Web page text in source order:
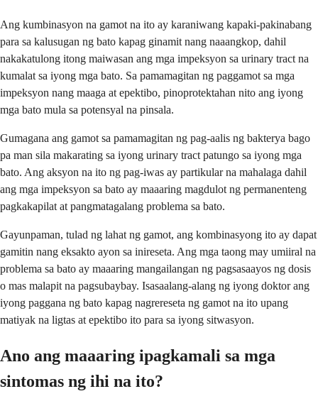
Ang kumbinasyon na gamot na ito ay karaniwang kapaki-pakinabang
para sa kalusugan ng bato kapag ginamit nang naaangkop, dahil
nakakatulong itong maiwasan ang mga impeksyon sa urinary tract na
kumalat sa iyong mga bato. Sa pamamagitan ng paggamot sa mga
impeksyon nang maaga at epektibo, pinoprotektahan nito ang iyong
mga bato mula sa potensyal na pinsala.
Gumagana ang gamot sa pamamagitan ng pag-aalis ng bakterya bago
pa man sila makarating sa iyong urinary tract patungo sa iyong mga
bato. Ang aksyon na ito ng pag-iwas ay partikular na mahalaga dahil
ang mga impeksyon sa bato ay maaaring magdulot ng permanenteng
pagkakapilat at pangmatagalang problema sa bato.
Gayunpaman, tulad ng lahat ng gamot, ang kombinasyong ito ay dapat
gamitin nang eksakto ayon sa inireseta. Ang mga taong may umiiral na
problema sa bato ay maaaring mangailangan ng pagsasaayos ng dosis
o mas malapit na pagsubaybay. Isasaalang-alang ng iyong doktor ang
iyong paggana ng bato kapag nagrereseta ng gamot na ito upang
matiyak na ligtas at epektibo ito para sa iyong sitwasyon.
Ano ang maaaring ipagkamali sa mga
sintomas ng ihi na ito?